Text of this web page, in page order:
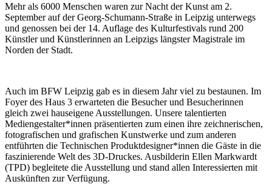
Mehr als 6000 Menschen waren zur Nacht der Kunst am 2.
September auf der Georg-Schumann-Straße in Leipzig unterwegs
und genossen bei der 14. Auflage des Kulturfestivals rund 200
Künstler und Künstlerinnen an Leipzigs längster Magistrale im
Norden der Stadt.
Auch im BFW Leipzig gab es in diesem Jahr viel zu bestaunen. Im
Foyer des Haus 3 erwarteten die Besucher und Besucherinnen
gleich zwei hauseigene Ausstellungen. Unsere talentierten
Mediengestalter*innen präsentierten zum einen ihre zeichnerischen,
fotografischen und grafischen Kunstwerke und zum anderen
entführten die Technischen Produktdesigner*innen die Gäste in die
faszinierende Welt des 3D-Druckes. Ausbilderin Ellen Markwardt
(TPD) begleitete die Ausstellung und stand allen Interessierten mit
Auskünften zur Verfügung.